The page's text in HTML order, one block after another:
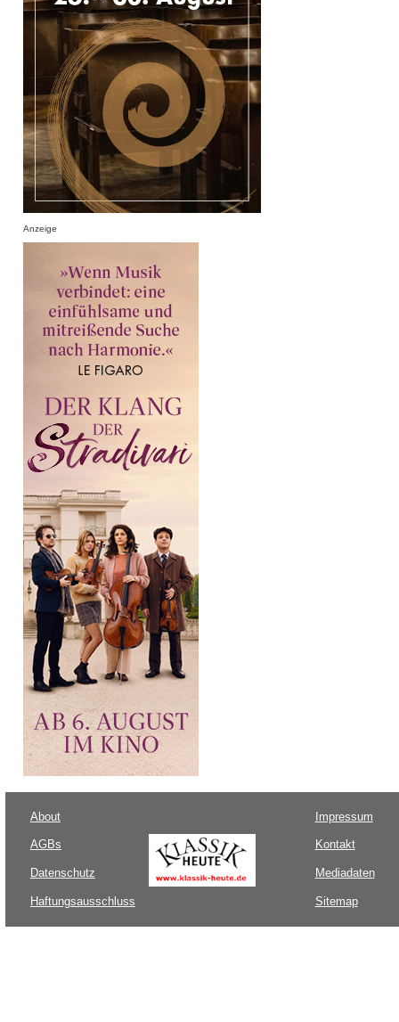
Anzeige
About
AGBs
Datenschutz
Haftungsausschluss
Impressum
Kontakt
Mediadaten
Sitemap